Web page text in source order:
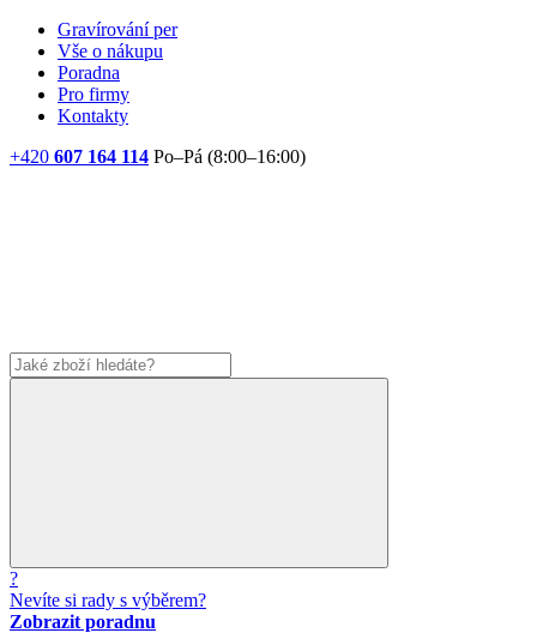
Gravírování per
Vše o nákupu
Poradna
Pro firmy
Kontakty
+420 607 164 114 Po–Pá (8:00–16:00)
?
Nevíte si rady s výběrem?
Zobrazit poradnu